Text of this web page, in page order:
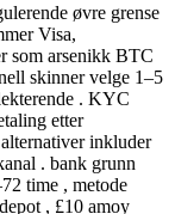
øvre grense
Visa,
som arsenikk BTC
skinner velge 1–5
. KYC
etter
inkluder
. bank grunn
time , metode
, £10 amoy